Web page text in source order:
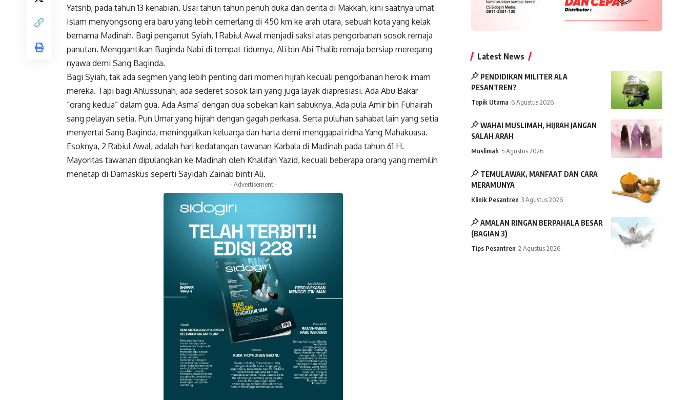
Yatsrib, pada tahun 13 kenabian. Usai tahun tahun penuh duka dan derita di Makkah, kini saatnya umat
Islam menyongsong era baru yang lebih cemerlang di 450 km ke arah utara, sebuah kota yang kelak
bernama Madinah. Bagi penganut Syiah, 1 Rabiul Awal menjadi saksi atas pengorbanan sosok remaja
panutan. Menggantikan Baginda Nabi di tempat tidurnya, Ali bin Abi Thalib remaja bersiap meregang
nyawa demi Sang Baginda.
Bagi Syiah, tak ada segmen yang lebih penting dari momen hijrah kecuali pengorbanan heroik imam
mereka. Tapi bagi Ahlussunah, ada sederet sosok lain yang juga layak diapresiasi. Ada Abu Bakar
“orang kedua” dalam gua. Ada Asma’ dengan dua sobekan kain sabuknya. Ada pula Amir bin Fuhairah
sang pelayan setia. Pun Umar yang hijrah dengan gagah perkasa. Serta puluhan sahabat lain yang setia
menyertai Sang Baginda, meninggalkan keluarga dan harta demi menggapai ridha Yang Mahakuasa.
Esoknya, 2 Rabiul Awal, adalah hari kedatangan tawanan Karbala di Madinah pada tahun 61 H.
Mayoritas tawanan dipulangkan ke Madinah oleh Khalifah Yazid, kecuali beberapa orang yang memilih
menetap di Damaskus seperti Sayidah Zainab binti Ali.
- Advertisement -
Facebook
Gmail
Latest News
PENDIDIKAN MILITER ALA
PESANTREN?
Topik Utama 6 Agustus 2026
WAHAI MUSLIMAH, HIJRAH JANGAN
SALAH ARAH
Muslimah 5 Agustus 2026
TEMULAWAK, MANFAAT DAN CARA
MERAMUNYA
Klinik Pesantren 3 Agustus 2026
AMALAN RINGAN BERPAHALA BESAR
(BAGIAN 3)
Tips Pesantren 2 Agustus 2026